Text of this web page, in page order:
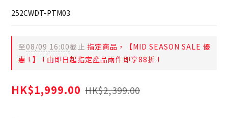
252CWDT-PTM03
至08/09 16:00截止 指定商品，【MID SEASON SALE 優
惠 ! 】 ! 由即日起指定產品兩件即享88折 !
HK$1,999.00 HK$2,399.00